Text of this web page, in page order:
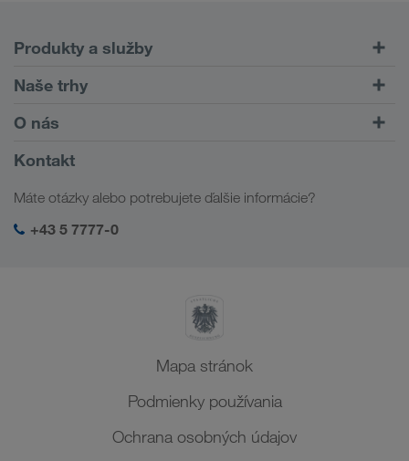
Produkty a služby
Cestné prepravy
Zákaznícky portál CONNECT
Digitálne riešenia
Naše trhy
Európa
Kaukaz
Stredná Ázia
Blízky východ
O nás
Informácia o firme
Sociálna zodpovednosť
SHEQ-Manažment
Kontakt
Máte otázky alebo potrebujete ďalšie informácie?
+43 5 7777-0
Mapa stránok
Podmienky používania
Ochrana osobných údajov